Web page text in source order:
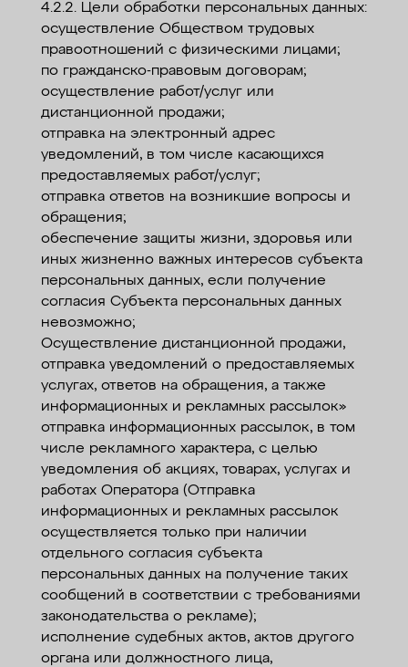
4.2.2. Цели обработки персональных данных:
осуществление Обществом трудовых
правоотношений с физическими лицами;
по гражданско-правовым договорам;
осуществление работ/услуг или
дистанционной продажи;
отправка на электронный адрес
уведомлений, в том числе касающихся
предоставляемых работ/услуг;
отправка ответов на возникшие вопросы и
обращения;
обеспечение защиты жизни, здоровья или
иных жизненно важных интересов субъекта
персональных данных, если получение
согласия Субъекта персональных данных
невозможно;
Осуществление дистанционной продажи,
отправка уведомлений о предоставляемых
услугах, ответов на обращения, а также
информационных и рекламных рассылок»
отправка информационных рассылок, в том
числе рекламного характера, с целью
уведомления об акциях, товарах, услугах и
работах Оператора (Отправка
информационных и рекламных рассылок
осуществляется только при наличии
отдельного согласия субъекта
персональных данных на получение таких
сообщений в соответствии с требованиями
законодательства о рекламе);
исполнение судебных актов, актов другого
органа или должностного лица,